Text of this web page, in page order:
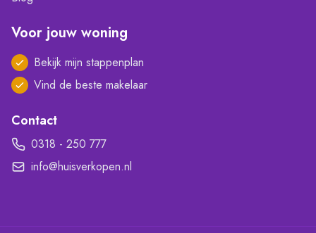
Voor jouw woning
Bekijk mijn stappenplan
Vind de beste makelaar
Contact
0318 - 250 777
info@huisverkopen.nl